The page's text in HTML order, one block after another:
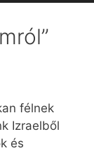
félnek
Izraelből
és